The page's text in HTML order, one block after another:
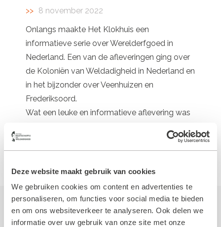
Deze website maakt gebruik van cookies
We gebruiken cookies om content en advertenties te
personaliseren, om functies voor social media te bieden
en om ons websiteverkeer te analyseren. Ook delen we
informatie over uw gebruik van onze site met onze
8 november 2022
Onlangs maakte Het Klokhuis een
informatieve serie over Werelderfgoed in
Nederland. Een van de afleveringen ging over
de Koloniën van Weldadigheid in Nederland en
in het bijzonder over Veenhuizen en
Frederiksoord.
Wat een leuke en informatieve aflevering was
deze
Meer nieuws van de Koloniën